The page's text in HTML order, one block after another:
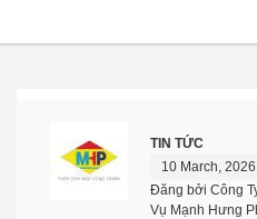
TIN TỨC
10 March, 2026
Đăng bởi Công
Vụ Mạnh Hưng